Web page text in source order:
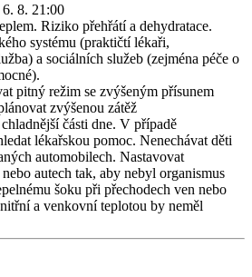
8. 21:00
Riziko přehřátí a dehydratace.
systému (praktičtí lékaři,
a sociálních služeb (zejména péče o
pitný režim se zvýšeným přísunem
zvýšenou zátěž
části dne. V případě
lékařskou pomoc. Nenechávat děti
automobilech. Nastavovat
autech tak, aby nebyl organismus
šoku při přechodech ven nebo
a venkovní teplotou by neměl